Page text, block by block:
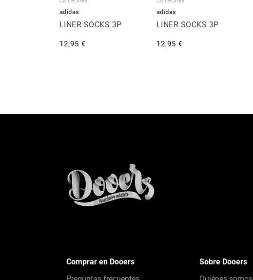
adidas
LINER SOCKS 3P
12,95 €
adidas
LINER SOCKS 3P
12,95 €
Comprar en Dooers
Sobre Dooers